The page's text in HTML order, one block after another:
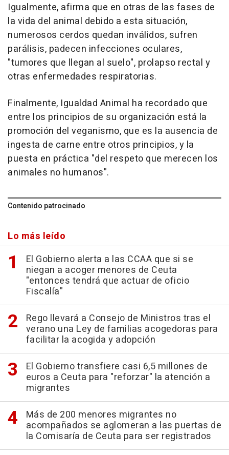
Igualmente, afirma que en otras de las fases de
la vida del animal debido a esta situación,
numerosos cerdos quedan inválidos, sufren
parálisis, padecen infecciones oculares,
"tumores que llegan al suelo", prolapso rectal y
otras enfermedades respiratorias.
Finalmente, Igualdad Animal ha recordado que
entre los principios de su organización está la
promoción del veganismo, que es la ausencia de
ingesta de carne entre otros principios, y la
puesta en práctica "del respeto que merecen los
animales no humanos".
Contenido patrocinado
Lo más leído
El Gobierno alerta a las CCAA que si se
niegan a acoger menores de Ceuta
"entonces tendrá que actuar de oficio
Fiscalía"
Rego llevará a Consejo de Ministros tras el
verano una Ley de familias acogedoras para
facilitar la acogida y adopción
El Gobierno transfiere casi 6,5 millones de
euros a Ceuta para "reforzar" la atención a
migrantes
Más de 200 menores migrantes no
acompañados se aglomeran a las puertas de
la Comisaría de Ceuta para ser registrados